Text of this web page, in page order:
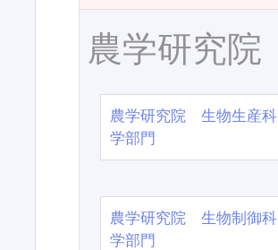
農学研究院
農学研究院 生物生産科
学部門
農学研究院 生物制御科
学部門